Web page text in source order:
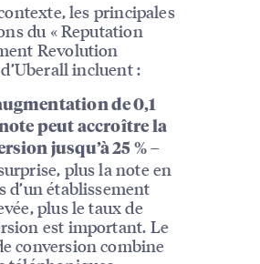
les principales
du « Reputation
Revolution
incluent :
de 0,1
peut accroître la
jusqu’à 25 %–
plus la note en
d’un établissement
plus le taux de
est important. Le
conversion combine